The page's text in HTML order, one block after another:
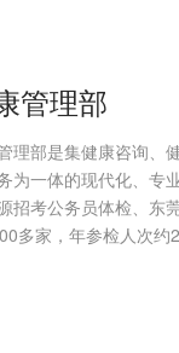
管理部
理部是集健康咨询、
为一体的现代化、专
招考公务员体检、东
多家，年参检人次约